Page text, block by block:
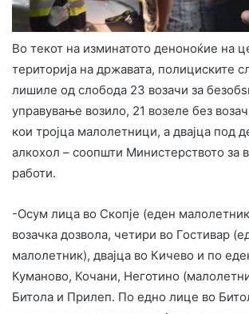
Во текот на изминатото деноноќие на
територија на државата, полициските
лишиле од слобода 23 возачи за
управување возило, 21 возеле без
кои тројца малолетници, а двајца под
алкохол – соопшти Министерството за
работи.
-Осум лица во Скопје (еден
возачка дозвола, четири во Гостивар
малолетник), двајца во Кичево и по
Куманово, Кочани, Неготино
Битола и Прилеп. По едно лице во